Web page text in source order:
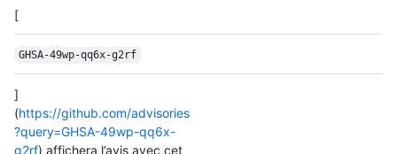
[
GHSA-49wp-qq6x-g2rf
]
(https://github.com/advisories
?query=GHSA-49wp-qq6x-
g2rf) affichera l’avis avec cet